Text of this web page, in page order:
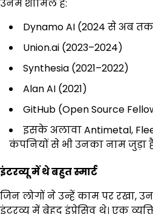
उनमें शामिल हैं:
Dynamo AI (2024 से अब
Union.ai (2023–2024)
Synthesia (2021–2022)
Alan AI (2021)
GitHub (Open Source
इसके अलावा Antimetal,
कंपनियों से भी उनका नाम जुड़ा
इंटरव्यू में थे बहुत स्मार्ट
जिन लोगों ने उन्हें काम पर रखा,
इंटरव्यू में बेहद इंप्रेसिव थे। एक